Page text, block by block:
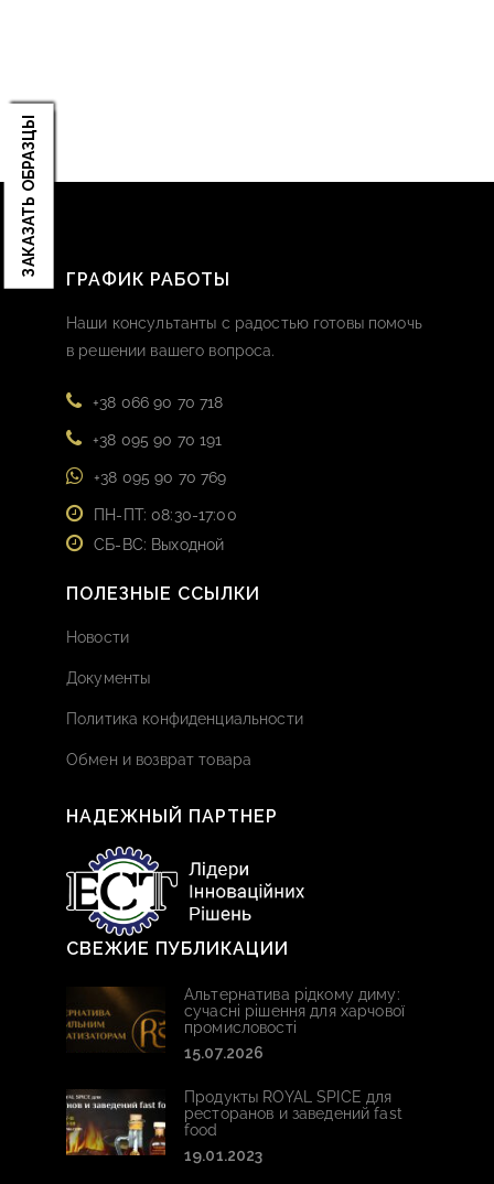
ЗАКАЗАТЬ ОБРАЗЦЫ
ГРАФИК РАБОТЫ
Наши консультанты с радостью готовы помочь
в решении вашего вопроса.
+38 066 90 70 718
+38 095 90 70 191
+38 095 90 70 769
ПН-ПТ: 08:30-17:00
СБ-ВС: Выходной
ПОЛЕЗНЫЕ ССЫЛКИ
Новости
Документы
Политика конфиденциальности
Обмен и возврат товара
НАДЕЖНЫЙ ПАРТНЕР
СВЕЖИЕ ПУБЛИКАЦИИ
Альтернатива рідкому диму:
сучасні рішення для харчової
промисловості
15.07.2026
Продукты ROYAL SPICE для
ресторанов и заведений fast
food
19.01.2023